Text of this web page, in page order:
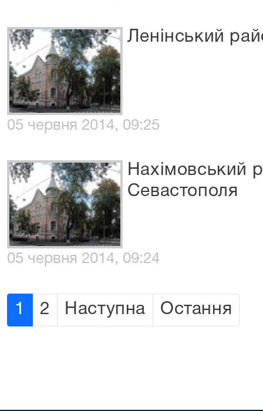
Ленінський
05 червня 2014, 09:25
Нахімовський
Севастополя
05 червня 2014, 09:24
1 2 Наступна Остання